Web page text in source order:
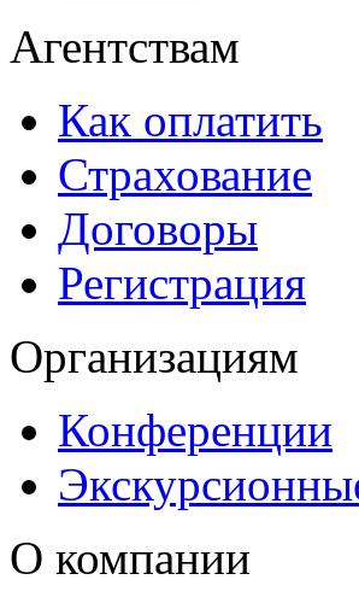
Агентствам
Как оплатить
Страхование
Договоры
Регистрация
Организациям
Конференции
О компании